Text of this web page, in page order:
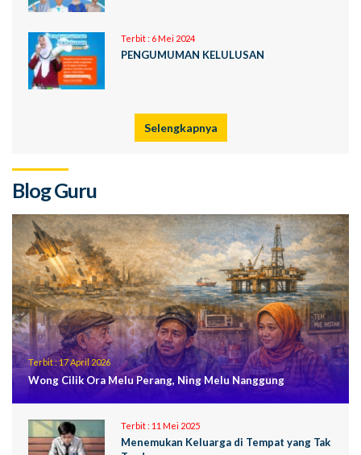
Terbit : 6 Mei 2024
PENGUMUMAN KELULUSAN
Selengkapnya
Blog Guru
Terbit :17 April 2026
Wong Cilik Ora Melu Perang, Ning Melu Nanggung
Terbit : 11 Mei 2025
Menemukan Keluarga di Tempat yang Tak